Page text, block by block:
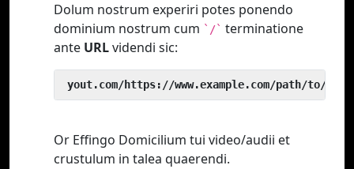
Dolum nostrum experiri potes ponendo
dominium nostrum cum `/` terminatione
ante URLvidendi sic:
yout.com/https://www.example.com/path/to/
Or Effingo Domicilium tui video/audii et
crustulum in talea quaerendi.